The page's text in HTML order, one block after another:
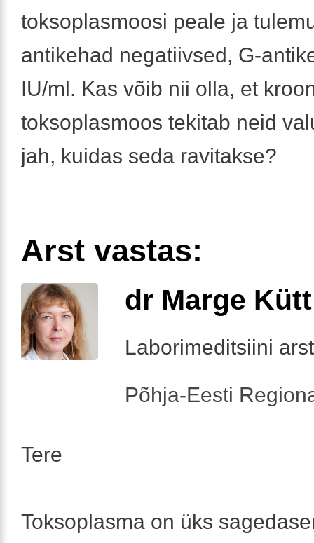
toksoplasmoosi peale ja
antikehad negatiivsed, G-
IU/ml. Kas võib nii olla, et
toksoplasmoos tekitab neid
jah, kuidas seda ravitakse?
Arst vastas:
dr Marge Kütt
Laborimeditsiini arst
Põhja-Eesti
Tere
Toksoplasma on üks